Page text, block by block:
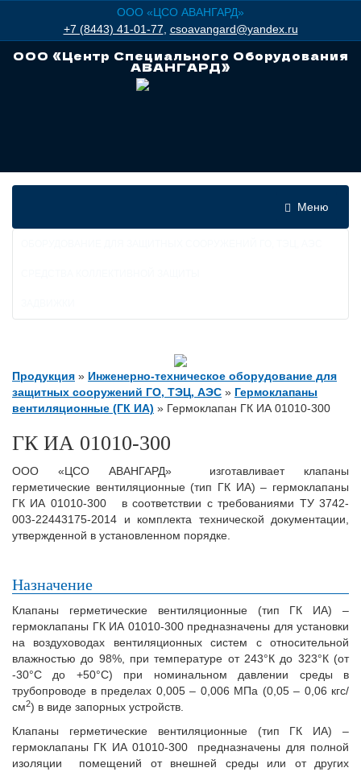
ООО «ЦСО АВАНГАРД»
+7 (8443) 41-01-77 csoavangard@yandex.ru
ООО «Центр Специального Оборудования
АВАНГАРД»
Меню
Меню
Продукция » Инженерно-техническое оборудование для
защитных сооружений ГО, ТЭЦ, АЭС » Гермоклапаны
вентиляционные (ГК ИА) » Гермоклапан ГК ИА 01010-300
ГК ИА 01010-300
ООО «ЦСО АВАНГАРД» изготавливает клапаны
герметические вентиляционные (тип ГК ИА) – гермоклапаны
ГК ИА 01010-300 в соответствии с требованиями ТУ 3742-
003-22443175-2014 и комплекта технической документации,
утвержденной в установленном порядке.
Назначение
Клапаны герметические вентиляционные (тип ГК ИА) –
гермоклапаны ГК ИА 01010-300 предназначены для установки
на воздуховодах вентиляционных систем с относительной
влажностью до 98%, при температуре от 243°К до 323°К (от
-30°С до +50°С) при номинальном давлении среды в
трубопроводе в пределах 0,005 – 0,006 МПа (0,05 – 0,06 кгс/
см2) в виде запорных устройств.
Клапаны герметические вентиляционные (тип ГК ИА) –
гермоклапаны ГК ИА 01010-300 предназначены для полной
изоляции помещений от внешней среды или от других